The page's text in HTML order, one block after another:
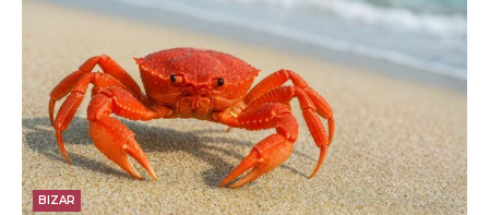
BIZAR